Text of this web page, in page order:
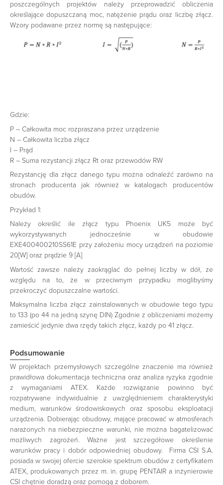
poszczególnych projektów należy przeprowadzić obliczenia
określające dopuszczaną moc, natężenie prądu oraz liczbę złącz.
Wzory podawane przez normę są następujące:
Gdzie:
P – Całkowita moc rozpraszana przez urządzenie
N – Całkowita liczba złącz
I – Prąd
R – Suma rezystancji złącz Rt oraz przewodów RW
Rezystancję dla złącz danego typu można odnaleźć zarówno na
stronach producenta jak również w katalogach producentów
obudów.
Przykład 1:
Należy określić ile złącz typu Phoenix UK5 może być
wykorzystywanych jednocześnie w obudowie
EXE400400210SS61E przy założeniu mocy urządzeń na poziomie
20[W] oraz prądzie 9 [A]
Wartość zawsze należy zaokrąglać do pełnej liczby w dół, ze
względu na to, że w przeciwnym przypadku moglibyśmy
przekroczyć dopuszczalne wartości.
Maksymalna liczba złącz zainstalowanych w obudowie tego typu
to 133 (po 44 na jedną szynę DIN) Zgodnie z obliczeniami możemy
zamieścić jedynie dwa rzędy takich złącz, każdy po 41 złącz.
Podsumowanie
W projektach przemysłowych szczególne znaczenie ma również
prawidłowa dokumentacja techniczna oraz analiza ryzyka zgodnie
z wymaganiami ATEX. Każde rozwiązanie powinno być
rozpatrywane indywidualnie z uwzględnieniem charakterystyki
medium, warunków środowiskowych oraz sposobu eksploatacji
urządzenia. Dobierając obudowy, mające pracować w atmosferach
narażonych na niebezpieczne warunki, nie można bagatelizować
możliwych zagrożeń. Ważne jest szczegółowe określenie
warunków pracy i dobór odpowiedniej obudowy. Firma CSI S.A.
posiada w swojej ofercie szerokie spektrum obudów z certyfikatem
ATEX, produkowanych przez m. in. grupę PENTAIR a inżynierowie
CSI chętnie doradzą oraz pomogą z doborem.